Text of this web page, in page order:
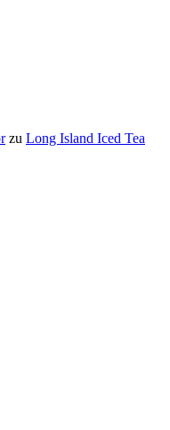
zu Long Island Iced Tea